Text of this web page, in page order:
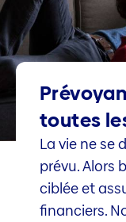
toutes
La vie ne se
prévu. Alors
ciblée et
financiers.